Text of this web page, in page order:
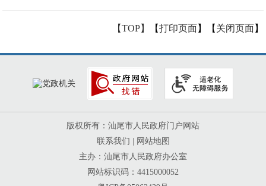
【TOP】 【打印页面】【 关闭页面】
版权所有：汕尾市人民政府门户网站
联系我们
网站地图
主办：汕尾市人民政府办公室
网站标识码：4415000052